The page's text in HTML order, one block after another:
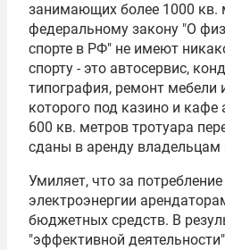
занимающих более 1000 кв.
федеральному закону "О
спорте в РФ" не имеют
спорту - это автосервис,
типография, ремонт мебели
которого под казино и
600 кв. метров тротуара
сданы в аренду
Умиляет, что за
электроэнергии
бюджетных средств. В
"эффективной